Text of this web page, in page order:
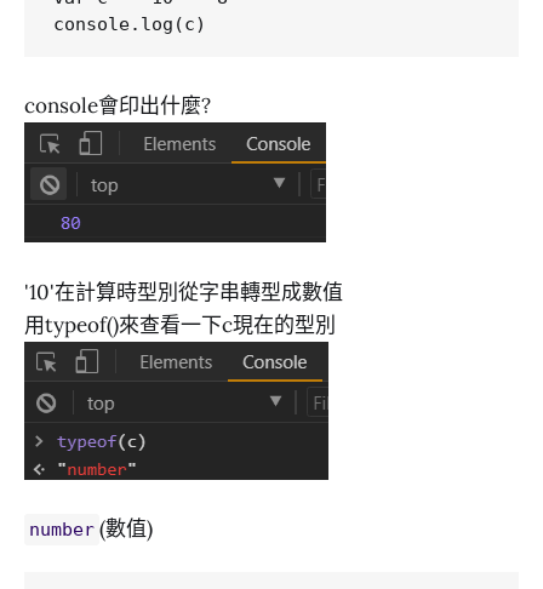
console會印出什麼?
'10'在計算時型別從字串轉型成數值
用typeof()來查看一下c現在的型別
number (數值)